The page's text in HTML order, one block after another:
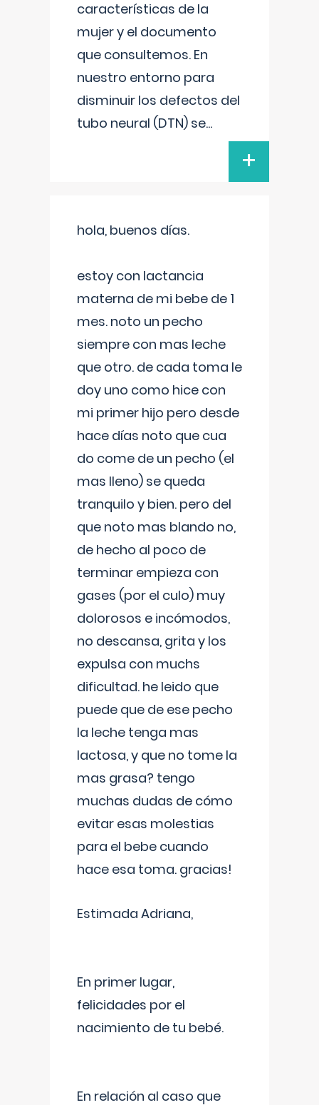
características de la
mujer y el documento
que consultemos. En
nuestro entorno para
disminuir los defectos del
tubo neural (DTN) se...
+
hola, buenos días.
estoy con lactancia
materna de mi bebe de 1
mes. noto un pecho
siempre con mas leche
que otro. de cada toma le
doy uno como hice con
mi primer hijo pero desde
hace días noto que cua
do come de un pecho (el
mas lleno) se queda
tranquilo y bien. pero del
que noto mas blando no,
de hecho al poco de
terminar empieza con
gases (por el culo) muy
dolorosos e incómodos,
no descansa, grita y los
expulsa con muchs
dificultad. he leido que
puede que de ese pecho
la leche tenga mas
lactosa, y que no tome la
mas grasa? tengo
muchas dudas de cómo
evitar esas molestias
para el bebe cuando
hace esa toma. gracias!
Estimada Adriana,
En primer lugar,
felicidades por el
nacimiento de tu bebé.
En relación al caso que